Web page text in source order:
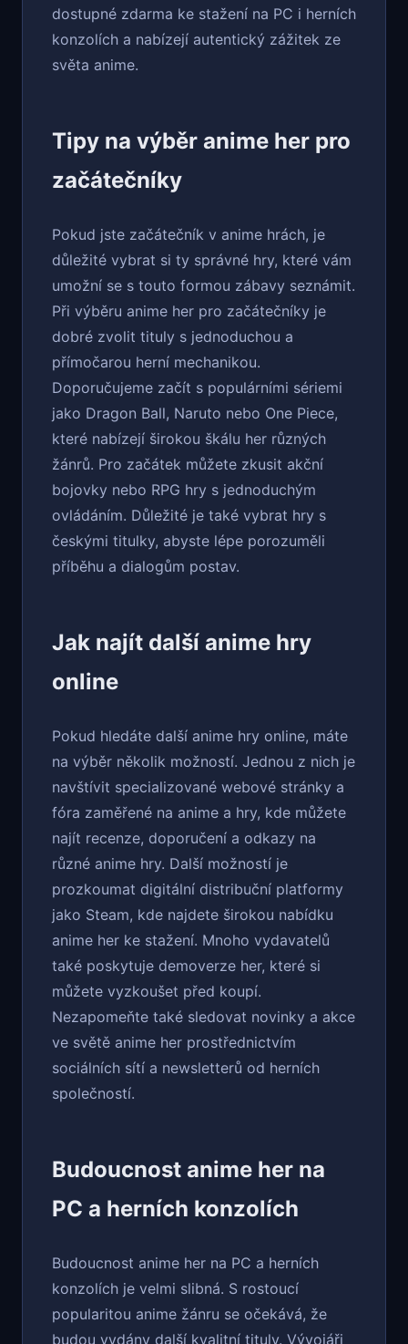
dostupné zdarma ke stažení na PC i herních
konzolích a nabízejí autentický zážitek ze
světa anime.
Tipy na výběr anime her pro
začátečníky
Pokud jste začátečník v anime hrách, je
důležité vybrat si ty správné hry, které vám
umožní se s touto formou zábavy seznámit.
Při výběru anime her pro začátečníky je
dobré zvolit tituly s jednoduchou a
přímočarou herní mechanikou.
Doporučujeme začít s populárními sériemi
jako Dragon Ball, Naruto nebo One Piece,
které nabízejí širokou škálu her různých
žánrů. Pro začátek můžete zkusit akční
bojovky nebo RPG hry s jednoduchým
ovládáním. Důležité je také vybrat hry s
českými titulky, abyste lépe porozuměli
příběhu a dialogům postav.
Jak najít další anime hry
online
Pokud hledáte další anime hry online, máte
na výběr několik možností. Jednou z nich je
navštívit specializované webové stránky a
fóra zaměřené na anime a hry, kde můžete
najít recenze, doporučení a odkazy na
různé anime hry. Další možností je
prozkoumat digitální distribuční platformy
jako Steam, kde najdete širokou nabídku
anime her ke stažení. Mnoho vydavatelů
také poskytuje demoverze her, které si
můžete vyzkoušet před koupí.
Nezapomeňte také sledovat novinky a akce
ve světě anime her prostřednictvím
sociálních sítí a newsletterů od herních
společností.
Budoucnost anime her na
PC a herních konzolích
Budoucnost anime her na PC a herních
konzolích je velmi slibná. S rostoucí
popularitou anime žánru se očekává, že
budou vydány další kvalitní tituly. Vývojáři